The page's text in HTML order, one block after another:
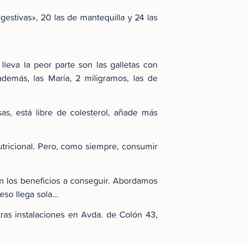
20 las de mantequilla y 24 las
la peor parte son las galletas con
las María, 2 miligramos, las de
está libre de colesterol, añade más
Pero, como siempre, consumir
los beneficios a conseguir. Abordamos
llega sola…
instalaciones en Avda. de Colón 43,